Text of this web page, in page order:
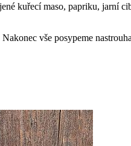
kuřecí maso, papriku, jarní
vše posypeme